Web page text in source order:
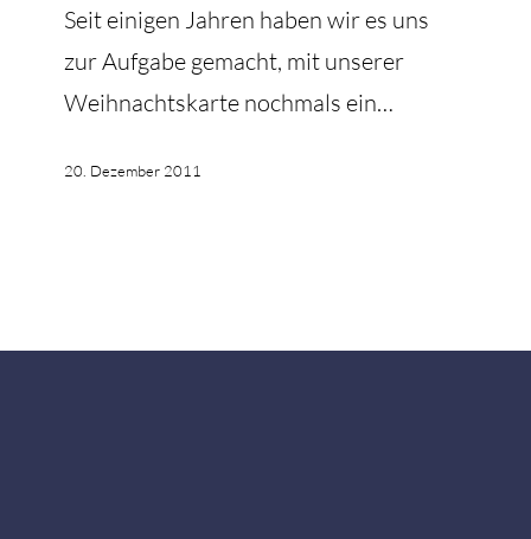
Seit einigen Jahren haben wir es uns
zur Aufgabe gemacht, mit unserer
Weihnachtskarte nochmals ein…
20. Dezember 2011